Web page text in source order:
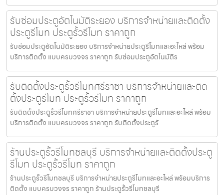
รับซ่อมประตูอัตโนมัติระยอง บริการจำหน่ายและติดตั้ง
ประตูรีโมท ประตูรั้วรีโมท ราคาถูก
รับซ่อมประตูอัตโนมัติระยอง บริการจำหน่ายประตูรีโมทและอะไหล่ พร้อม
บริการติดตั้ง แบบครบวงจร ราคาถูก รับซ่อมประตูอัตโนมัติร
รับติดตั้งประตูรั้วรีโมทศรีราชา บริการจำหน่ายและติด
ตั้งประตูรีโมท ประตูรั้วรีโมท ราคาถูก
รับติดตั้งประตูรั้วรีโมทศรีราชา บริการจำหน่ายประตูรีโมทและอะไหล่ พร้อม
บริการติดตั้ง แบบครบวงจร ราคาถูก รับติดตั้งประตูรั
ร้านประตูรั้วรีโมทชลบุรี บริการจำหน่ายและติดตั้งประตู
รีโมท ประตูรั้วรีโมท ราคาถูก
ร้านประตูรั้วรีโมทชลบุรี บริการจำหน่ายประตูรีโมทและอะไหล่ พร้อมบริการ
ติดตั้ง แบบครบวงจร ราคาถูก ร้านประตูรั้วรีโมทชลบุรี